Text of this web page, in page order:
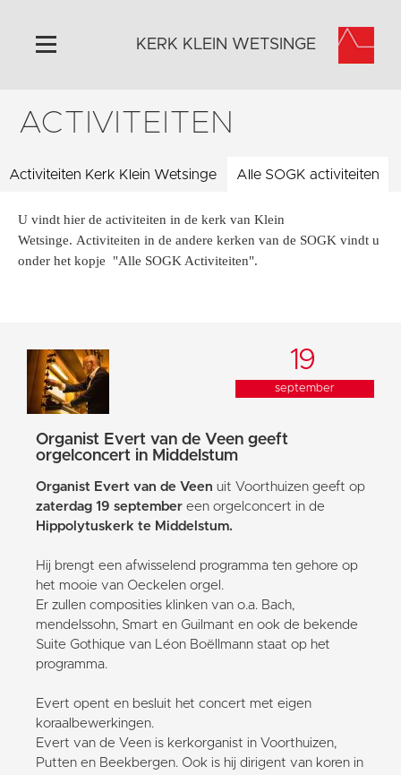
Home
Historie
Activiteiten
Steun ons
KERK KLEIN WETSINGE
ACTIVITEITEN
Activiteiten Kerk Klein Wetsinge Alle SOGK activiteiten
U vindt hier de activiteiten in de kerk van Klein
Wetsinge. Activiteiten in de andere kerken van de SOGK vindt u
onder het kopje "Alle SOGK Activiteiten".
19
september
Organist Evert van de Veen geeft
orgelconcert in Middelstum
Organist Evert van de Veen uit Voorthuizen geeft op
zaterdag 19 september een orgelconcert in de
Hippolytuskerk te Middelstum.
Hij brengt een afwisselend programma ten gehore op
het mooie van Oeckelen orgel.
Er zullen composities klinken van o.a. Bach,
mendelssohn, Smart en Guilmant en ook de bekende
Suite Gothique van Léon Boëllmann staat op het
programma.
Evert opent en besluit het concert met eigen
koraalbewerkingen.
Evert van de Veen is kerkorganist in Voorthuizen,
Putten en Beekbergen. Ook is hij dirigent van koren in